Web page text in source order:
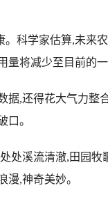
科学家估算,未来农
将减少至目前的一
,还得花大气力整
口。
溪流清澈,田园牧
漫,神奇美妙。